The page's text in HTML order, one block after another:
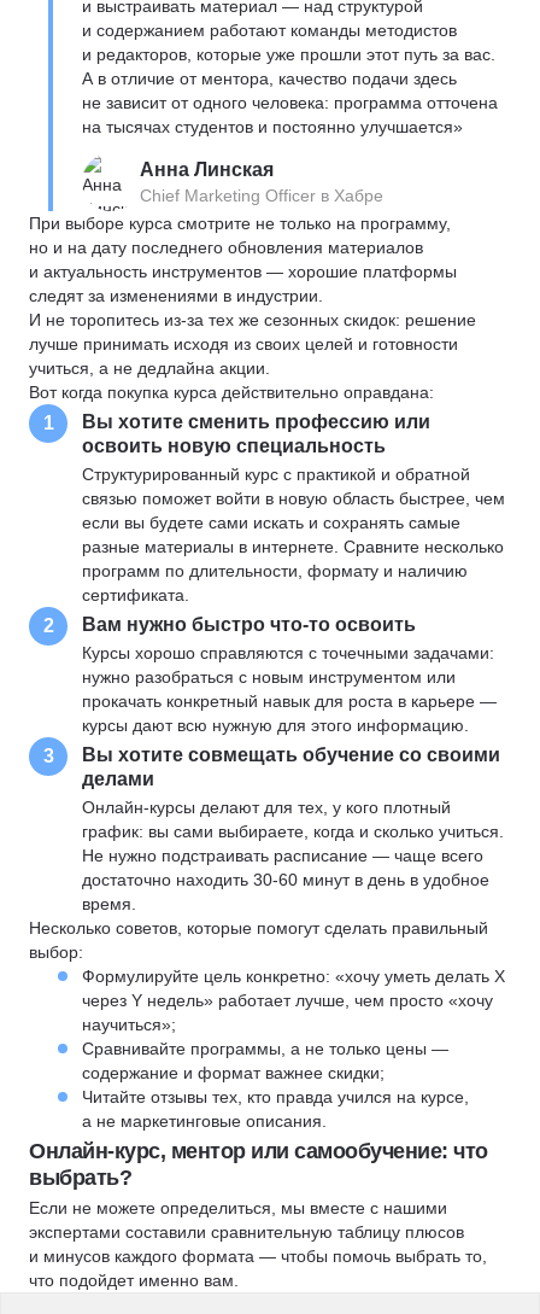
и выстраивать материал — над структурой
и содержанием работают команды методистов
и редакторов, которые уже прошли этот путь за вас.
А в отличие от ментора, качество подачи здесь
не зависит от одного человека: программа отточена
на тысячах студентов и постоянно улучшается»
Анна Линская
Chief Marketing Officer в Хабре
При выборе курса смотрите не только на программу,
но и на дату последнего обновления материалов
и актуальность инструментов — хорошие платформы
следят за изменениями в индустрии.
И не торопитесь из-за тех же сезонных скидок: решение
лучше принимать исходя из своих целей и готовности
учиться, а не дедлайна акции.
Вот когда покупка курса действительно оправдана:
1
Вы хотите сменить профессию или
освоить новую специальность
Структурированный курс с практикой и обратной
связью поможет войти в новую область быстрее, чем
если вы будете сами искать и сохранять самые
разные материалы в интернете. Сравните несколько
программ по длительности, формату и наличию
сертификата.
2 Вам нужно быстро что-то освоить
Курсы хорошо справляются с точечными задачами:
нужно разобраться с новым инструментом или
прокачать конкретный навык для роста в карьере —
курсы дают всю нужную для этого информацию.
3
Вы хотите совмещать обучение со своими
делами
Онлайн-курсы делают для тех, у кого плотный
график: вы сами выбираете, когда и сколько учиться.
Не нужно подстраивать расписание — чаще всего
достаточно находить 30-60 минут в день в удобное
время.
Несколько советов, которые помогут сделать правильный
выбор:
Формулируйте цель конкретно: «хочу уметь делать X
через Y недель» работает лучше, чем просто «хочу
научиться»;
Сравнивайте программы, а не только цены —
содержание и формат важнее скидки;
Читайте отзывы тех, кто правда учился на курсе,
а не маркетинговые описания.
Онлайн-курс, ментор или самообучение: что
выбрать?
Если не можете определиться, мы вместе с нашими
экспертами составили сравнительную таблицу плюсов
и минусов каждого формата — чтобы помочь выбрать то,
что подойдет именно вам.